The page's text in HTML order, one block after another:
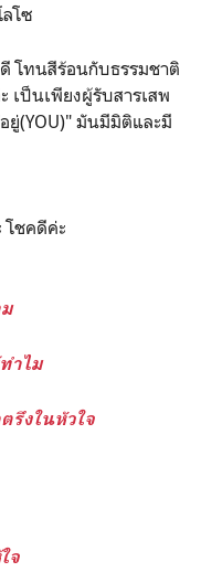
โซ
โทนสีร้อนกับธรรมชาติ
เป็นเพียงผู้รับสารเสพ
(YOU)" มันมีมิติและมี
โชคดีค่ะ
ำไม
รึงในหัวใจ
จ